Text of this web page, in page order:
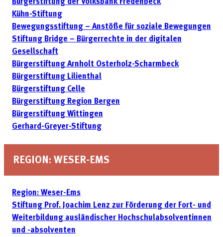
Bürgerstiftung der Volksbank Fredenbeck
Kühn-Stiftung
Bewegungsstiftung – Anstöße für soziale Bewegungen
Stiftung Bridge – Bürgerrechte in der digitalen
Gesellschaft
Bürgerstiftung Arnholt Osterholz-Scharmbeck
Bürgerstiftung Lilienthal
Bürgerstiftung Celle
Bürgerstiftung Region Bergen
Bürgerstiftung Wittingen
Gerhard-Greyer-Stiftung
REGION: WESER-EMS
Region: Weser-Ems
Stiftung Prof. Joachim Lenz zur Förderung der Fort- und
Weiter­bildung ausländischer Hochschulabsolventinnen
und -absolventen